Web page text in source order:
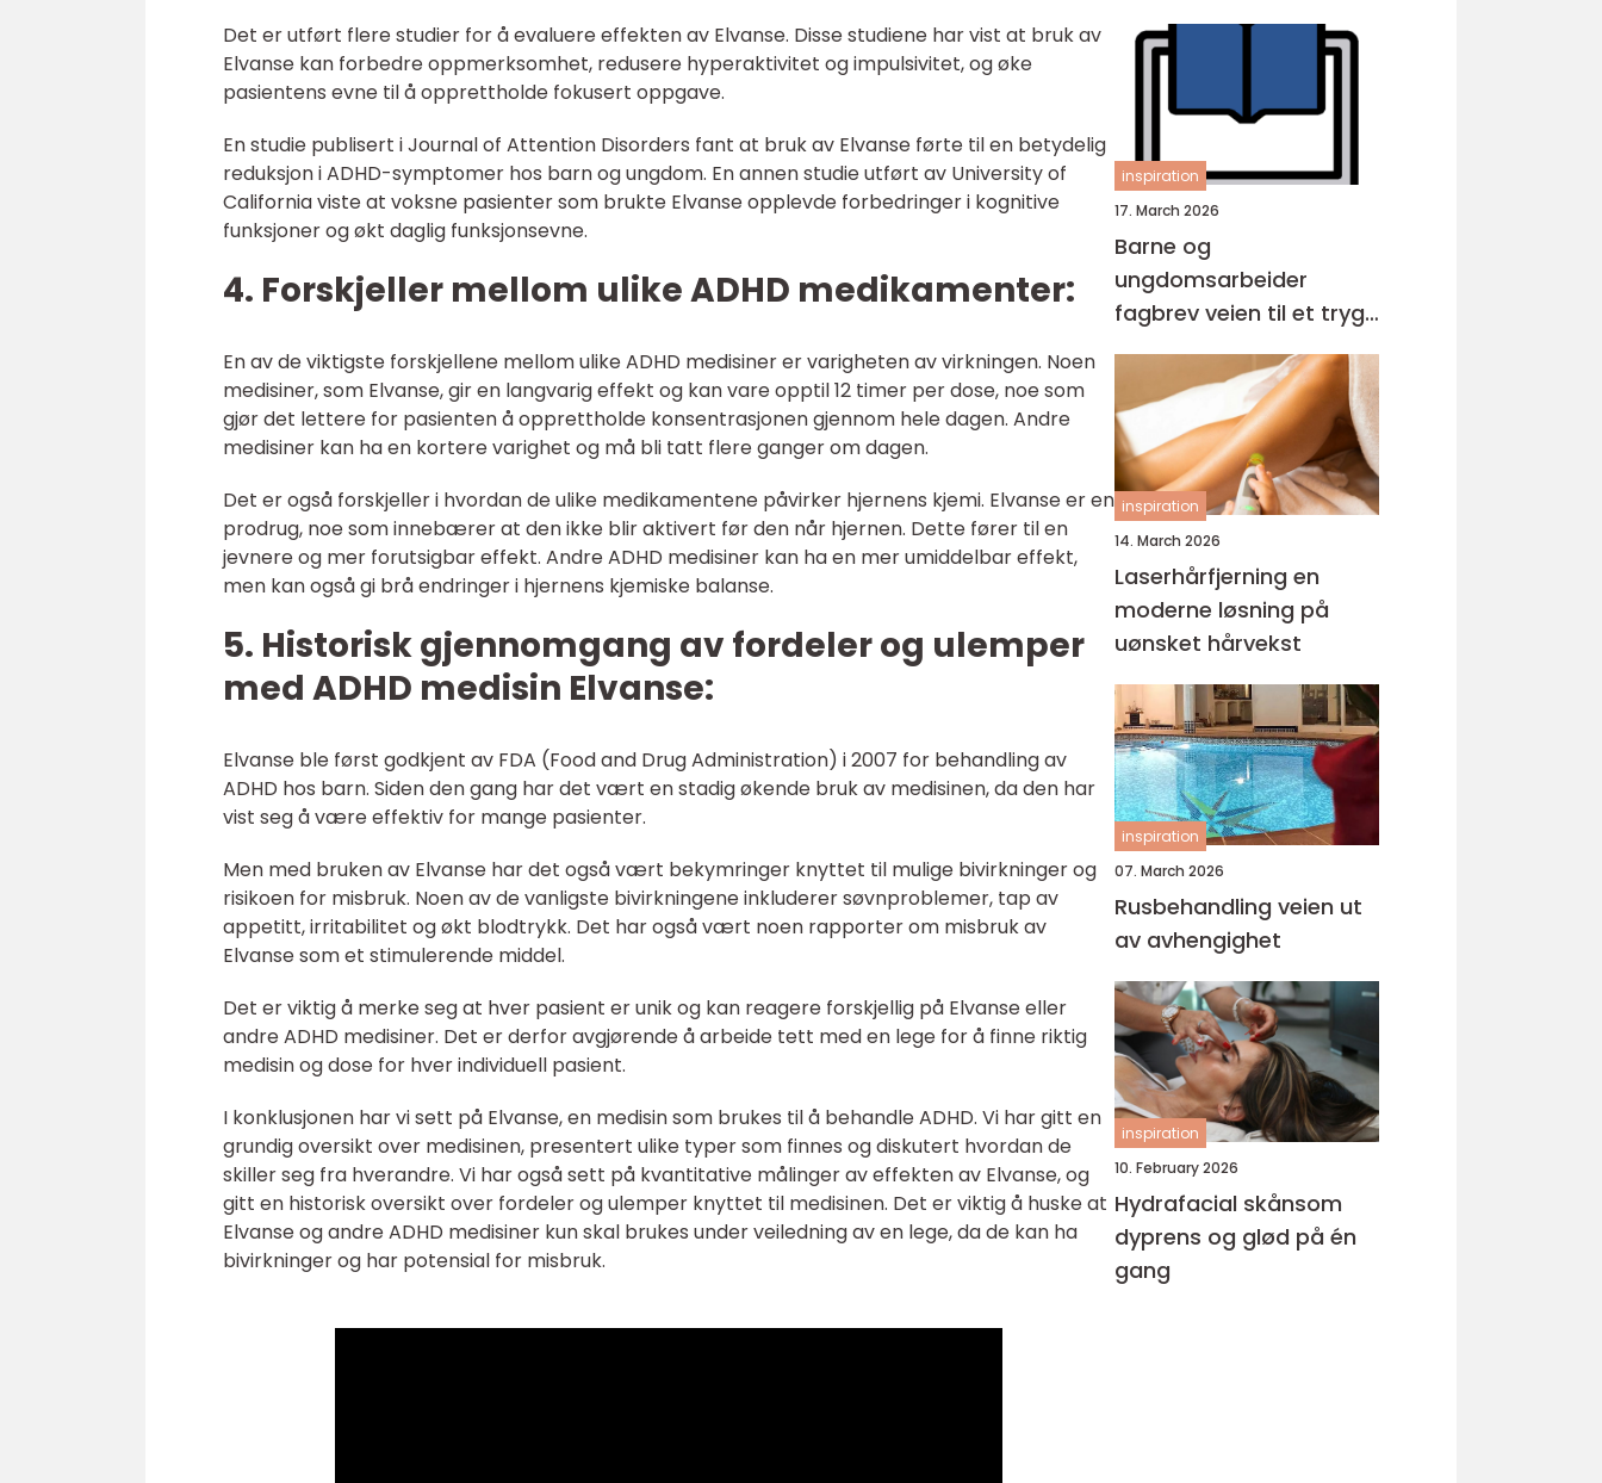
Det er utført flere studier for å evaluere effekten av Elvanse. Disse studiene har vist at bruk av
Elvanse kan forbedre oppmerksomhet, redusere hyperaktivitet og impulsivitet, og øke
pasientens evne til å opprettholde fokusert oppgave.
En studie publisert i Journal of Attention Disorders fant at bruk av Elvanse førte til en betydelig
reduksjon i ADHD-symptomer hos barn og ungdom. En annen studie utført av University of
California viste at voksne pasienter som brukte Elvanse opplevde forbedringer i kognitive
funksjoner og økt daglig funksjonsevne.
4. Forskjeller mellom ulike ADHD medikamenter:
En av de viktigste forskjellene mellom ulike ADHD medisiner er varigheten av virkningen. Noen
medisiner, som Elvanse, gir en langvarig effekt og kan vare opptil 12 timer per dose, noe som
gjør det lettere for pasienten å opprettholde konsentrasjonen gjennom hele dagen. Andre
medisiner kan ha en kortere varighet og må bli tatt flere ganger om dagen.
Det er også forskjeller i hvordan de ulike medikamentene påvirker hjernens kjemi. Elvanse er en
prodrug, noe som innebærer at den ikke blir aktivert før den når hjernen. Dette fører til en
jevnere og mer forutsigbar effekt. Andre ADHD medisiner kan ha en mer umiddelbar effekt,
men kan også gi brå endringer i hjernens kjemiske balanse.
5. Historisk gjennomgang av fordeler og ulemper
med ADHD medisin Elvanse:
Elvanse ble først godkjent av FDA (Food and Drug Administration) i 2007 for behandling av
ADHD hos barn. Siden den gang har det vært en stadig økende bruk av medisinen, da den har
vist seg å være effektiv for mange pasienter.
Men med bruken av Elvanse har det også vært bekymringer knyttet til mulige bivirkninger og
risikoen for misbruk. Noen av de vanligste bivirkningene inkluderer søvnproblemer, tap av
appetitt, irritabilitet og økt blodtrykk. Det har også vært noen rapporter om misbruk av
Elvanse som et stimulerende middel.
Det er viktig å merke seg at hver pasient er unik og kan reagere forskjellig på Elvanse eller
andre ADHD medisiner. Det er derfor avgjørende å arbeide tett med en lege for å finne riktig
medisin og dose for hver individuell pasient.
I konklusjonen har vi sett på Elvanse, en medisin som brukes til å behandle ADHD. Vi har gitt en
grundig oversikt over medisinen, presentert ulike typer som finnes og diskutert hvordan de
skiller seg fra hverandre. Vi har også sett på kvantitative målinger av effekten av Elvanse, og
gitt en historisk oversikt over fordeler og ulemper knyttet til medisinen. Det er viktig å huske at
Elvanse og andre ADHD medisiner kun skal brukes under veiledning av en lege, da de kan ha
bivirkninger og har potensial for misbruk.
intensjoner
inspiration
17. March 2026
Barne og
ungdomsarbeider
fagbrev veien til et trygt
og viktig yrke
inspiration
14. March 2026
Laserhårfjerning en
moderne løsning på
uønsket hårvekst
inspiration
07. March 2026
Rusbehandling veien ut
av avhengighet
inspiration
10. February 2026
Hydrafacial skånsom
dyprens og glød på én
gang